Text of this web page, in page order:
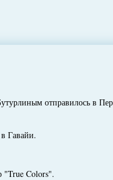
отправилось в
Гавайи.
Colors".